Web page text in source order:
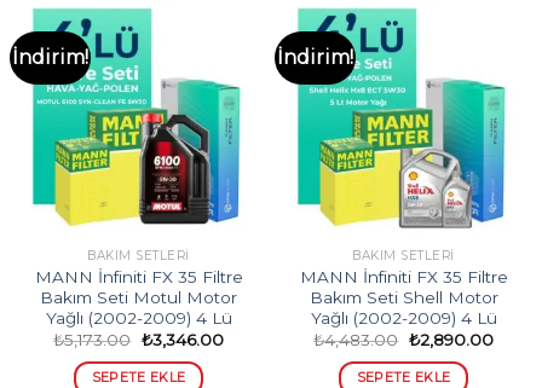
İndirim!
BAKIM SETLERI
MANN İnfiniti FX 35 Filtre
Bakım Seti Motul Motor
Yağlı (2002-2009) 4 Lü
₺5,173.00 Orijinal
fiyat:
₺5,173.00.
₺3,346.00Şu
SEPETE EKLE
İndirim!
BAKIM SETLERI
MANN İnfiniti FX 35 Filtre
Bakım Seti Shell Motor
Yağlı (2002-2009) 4 Lü
₺4,483.00 Orijinal
fiyat:
₺4,483.00.
₺2,890.00Şu
SEPETE EKLE